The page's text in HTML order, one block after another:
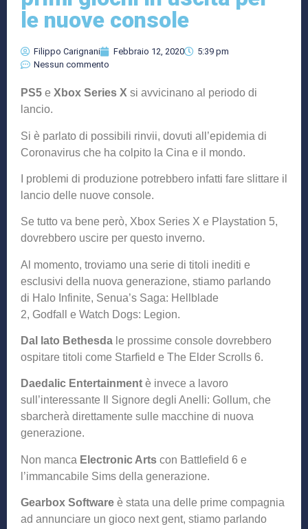
le nuove console
Filippo Carignani Febbraio 12, 2020
5:39 pm
Nessun commento
PS5 e Xbox Series X si avvicinano al periodo di
lancio.
Si è parlato di possibili rinvii, dovuti all’epidemia di
Coronavirus che ha colpito la Cina e il mondo.
I problemi di produzione potrebbero infatti fare slittare il
lancio delle nuove console.
Se tutto va bene però, Xbox Series X e Playstation 5,
dovrebbero uscire per questo inverno.
Al momento, troviamo una serie di titoli inediti e
esclusivi della nuova generazione, stiamo parlando
di Halo Infinite, Senua’s Saga: Hellblade
2, Godfall e Watch Dogs: Legion.
Dal lato Bethesda le prossime console dovrebbero
ospitare titoli come Starfield e The Elder Scrolls 6.
Daedalic Entertainment è invece a lavoro
sull’interessante Il Signore degli Anelli: Gollum, che
sbarcherà direttamente sulle macchine di nuova
generazione.
Non manca Electronic Arts con Battlefield 6 e
l’immancabile Sims della generazione.
Gearbox Software è stata una delle prime compagnia
ad annunciare un gioco next gent, stiamo parlando